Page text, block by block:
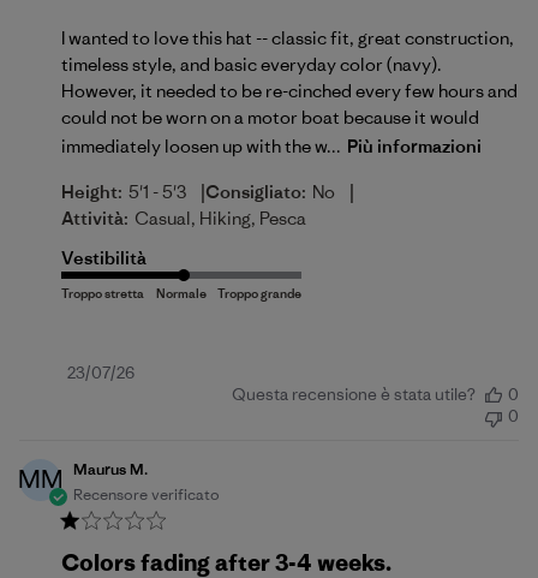
I wanted to love this hat -- classic fit, great construction,
timeless style, and basic everyday color (navy).
However, it needed to be re-cinched every few hours and
could not be worn on a motor boat because it would
immediately loosen up with the w... Più informazioni
Height: 5'1 - 5'3 |Consigliato: No |
Attività: Casual, Hiking, Pesca
Vestibilità
Data
23/07/26
Questa recensione è stata utile?
0
0
MM
Maurus M.
Recensore verificato
Colors fading after 3-4 weeks.